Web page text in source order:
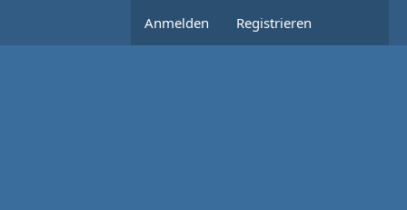
Anmelden Registrieren